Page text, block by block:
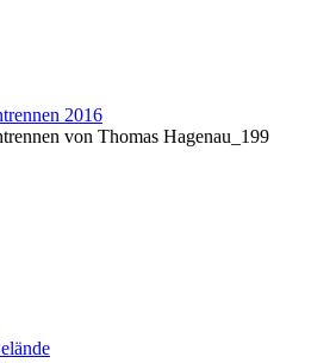
2016
von Thomas Hagenau_199